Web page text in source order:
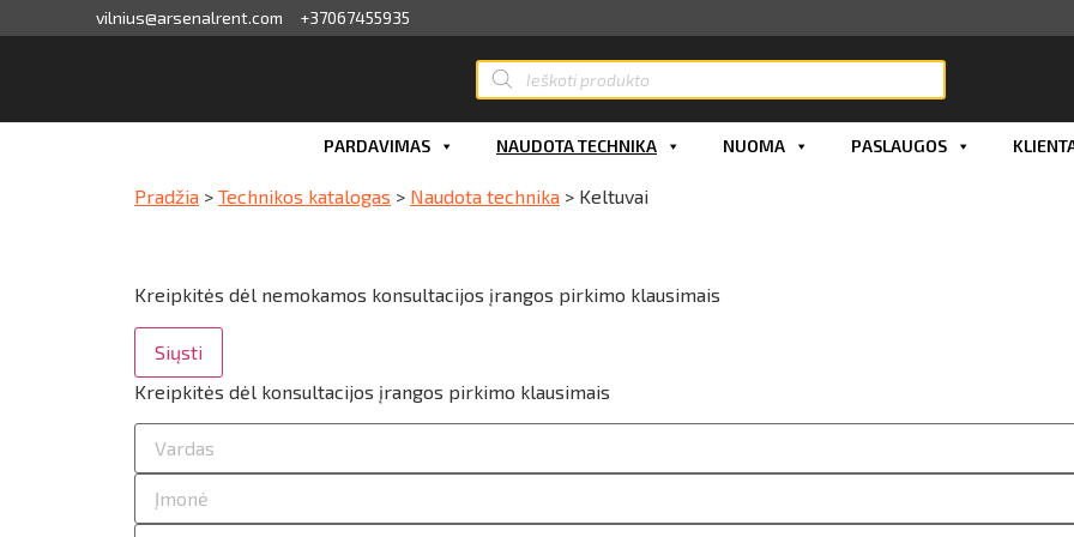
vilnius@arsenalrent.com +37067455935
PARDAVIMAS NAUDOTA TECHNIKA NUOMA PASLAUGOS
Pradžia > Technikos katalogas > Naudota technika > Keltuvai
Kreipkitės dėl nemokamos konsultacijos įrangos pirkimo klausimais
Siųsti
Kreipkitės dėl konsultacijos įrangos pirkimo klausimais